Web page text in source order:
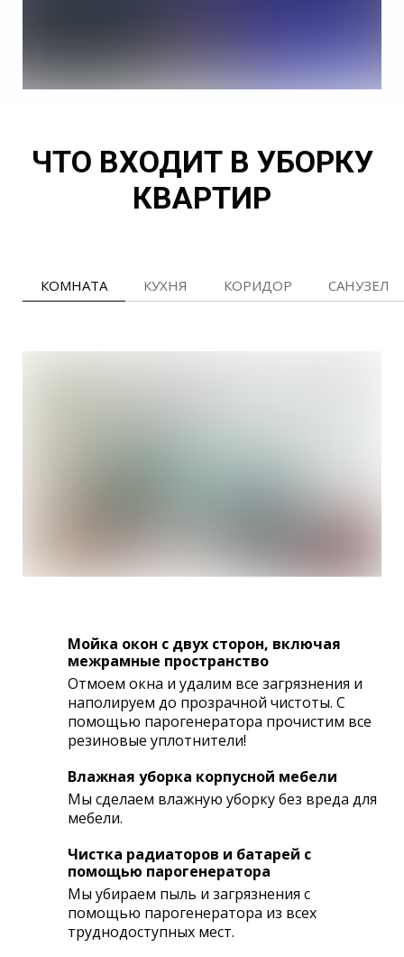
ЧТО ВХОДИТ В УБОРКУ
КВАРТИР
КОМНАТА КУХНЯ КОРИДОР САНУЗЕЛ
Мойка окон с двух сторон, включая
межрамные пространство
Отмоем окна и удалим все загрязнения и
наполируем до прозрачной чистоты. С
помощью парогенератора прочистим все
резиновые уплотнители!
Влажная уборка корпусной мебели
Мы сделаем влажную уборку без вреда для
мебели.
Чистка радиаторов и батарей с
помощью парогенератора
Мы убираем пыль и загрязнения с
помощью парогенератора из всех
труднодоступных мест.